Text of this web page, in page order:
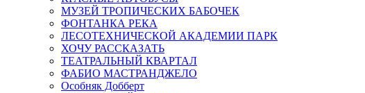
МУЗЕЙ ТРОПИЧЕСКИХ БАБОЧЕК
ФОНТАНКА РЕКА
ЛЕСОТЕХНИЧЕСКОЙ АКАДЕМИИ ПАРК
ХОЧУ РАССКАЗАТЬ
ТЕАТРАЛЬНЫЙ КВАРТАЛ
ФАБИО МАСТРАНДЖЕЛО
Особняк Добберт